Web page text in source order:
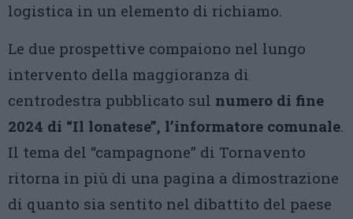
logistica in un elemento di richiamo.
Le due prospettive compaiono nel lungo
intervento della maggioranza di
centrodestra pubblicato sul numero di fine
2024 di “Il lonatese”, l’informatore comunale.
Il tema del “campagnone” di Tornavento
ritorna in più di una pagina a dimostrazione
di quanto sia sentito nel dibattito del paese